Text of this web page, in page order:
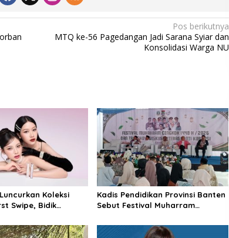
Pos berikutnya
MTQ ke-56 Pagedangan Jadi Sarana Syiar dan
Konsolidasi Warga NU
Koleksi
Swipe, Bidik
Transferproof
Kadis Pendidikan Provinsi Banten
Sebut Festival Muharram
Ekonomi dan Masalah Sosial